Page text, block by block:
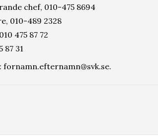
chef, 010-475 8694
010-489 2328
475 87 72
87 31
fornamn.efternamn@svk.se.